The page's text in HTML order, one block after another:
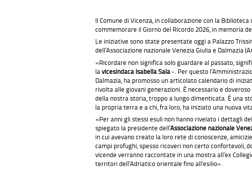
Il Comune di Vicenza, in collaborazione con la
commemorare il Giorno del Ricordo 2026, in memoria
Le iniziative sono state presentate oggi a Palazzo
dell’Associazione nazionale Venezia Giulia e Dalmazia
«Ricordare non significa solo guardare al passato,
lavicesindaca IsabellaSala-. Per questo
Dalmazia, ha promosso un articolato calendario di
rivolta alle giovani generazioni. È necessario e
della nostra storia, troppo a lungo dimenticata. È una
la propria terra e a chi, fra loro, ha iniziato una nuova
«Per anni gli stessi esuli non hanno rivelato i dettagli
spiegato la presidente dell’Associazione nazionale
in cui avevano creato la loro rete di conoscenze,
campi profughi, spesso ricoveri non certo confortevoli,
vicende verranno raccontate in una mostra all’ex
territori dell’Adriatico orientale fino all’esilio».